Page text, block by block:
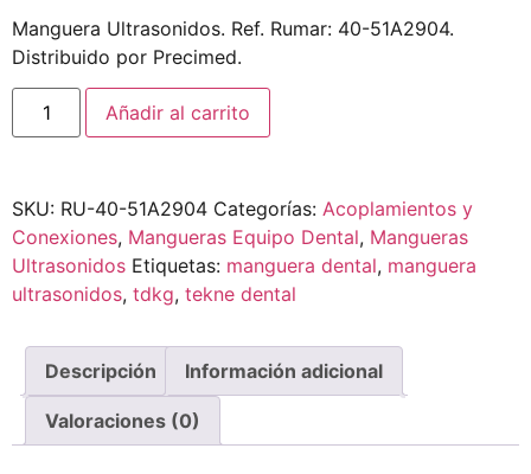
Manguera Ultrasonidos. Ref. Rumar: 40-51A2904.
Distribuido por Precimed.
Añadir al carrito
SKU: RU-40-51A2904 Categorías: Acoplamientos y
Conexiones, Mangueras Equipo Dental, Mangueras
Ultrasonidos Etiquetas: manguera dental, manguera
ultrasonidos, tdkg, tekne dental
Descripción Información adicional
Valoraciones (0)